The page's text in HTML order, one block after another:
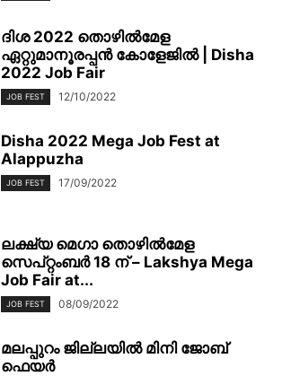
ദിശ 2022 തൊഴിൽമേള
ഏറ്റുമാനൂരപ്പൻ കോളേജിൽ | Disha
2022 Job Fair
JOB FEST 12/10/2022
Disha 2022 Mega Job Fest at
Alappuzha
JOB FEST 17/09/2022
ലക്ഷ്യ മെഗാ തൊഴില്‍മേള
സെപ്റ്റംബര്‍ 18 ന് – Lakshya Mega
Job Fair at...
JOB FEST 08/09/2022
മലപ്പുറം ജില്ലയിൽ മിനി ജോബ്
ഫെയര്‍